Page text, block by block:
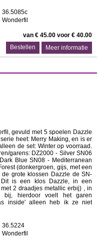
36.5085c
Wonderfil
van € 45.00 voor € 40.00
Meer informatie
gevuld met 5 spoelen Dazzle
heet: Merry Making, en is er
de set: Winter op voorraad.
garens: DZ2000 - Silver SN06
Blue SN08 - Mediterranean
(donkergroen, gijs, met een
grote klossen Dazzle de SN-
is een klos Dazzle, in een
2 draadjes metallic erbij) , in
hierdoor voelt het garen
inside' alleen heb ik ze niet
36.5224
Wonderfil